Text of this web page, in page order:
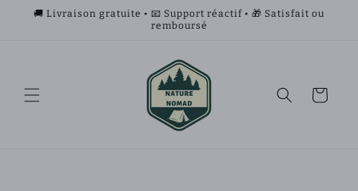
passer
🚚 Livraison gratuite • 📧 Support réactif • 🎁 Satisfait ou
remboursé
Panier